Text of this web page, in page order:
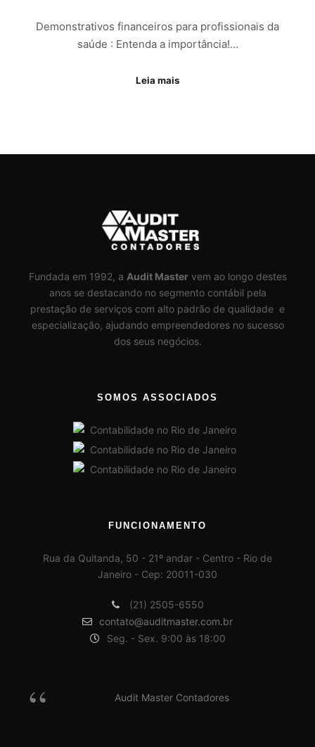
Demonstrativos financeiros para profissionais da
saúde : Entenda a importância!…
Leia mais
Fundada em 1992, a Audit Mastervem ao longo destes
anos se destacando no segmento contábil pela
prestação de serviços com alto padrão de qualidade e
especialização, ajudando empreendedores no sucesso
dos seus negócios.
SOMOS ASSOCIADOS
FUNCIONAMENTO
Rua da Quitanda, 50 - 21º andar - Centro - Rio de
Janeiro - Cep: 20011-030
(21) 2505-6550
contato@auditmaster.com.br
Seg. - Sex. 9:00 às 18:00
Audit Master Contadores